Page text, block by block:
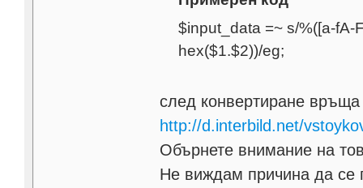
$input_data =~ s/%([a-fA-
hex($1.$2))/eg;
след конвертиране връща
http://d.interbild.net/
Обърнете внимание на
Не виждам причина да се